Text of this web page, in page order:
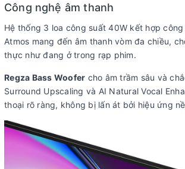
Kích thước không chân, treo
tường:
7.7 cm
Khối lượng không chân:
Xem thông tin hãng
Công nghệ âm thanh
Hệ thống 3 loa công suất 40W kết hợp
Atmos mang đến âm thanh vòm đa chiều,
thực như đang ở trong rạp phim.
Regza Bass Woofer cho âm trầm sâu và
Surround Upscaling và AI Natural Vocal
thoại rõ ràng, không bị lấn át bởi hiệu ứng